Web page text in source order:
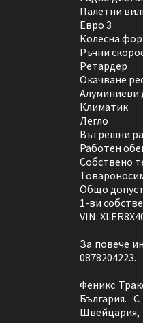
Палетни
Евро 3
Колесна
Ръчни
Ретардер
Окачване
Алуминиеви
Климатик
Легло
Вътрешни
Работен
Собствено
Общо
1-ви
VIN:
За повече
0878204223.
Феникс
България.